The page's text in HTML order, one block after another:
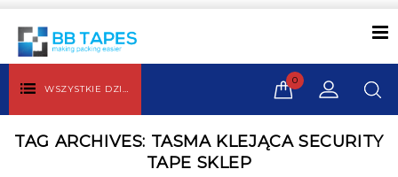
WSZYSTKIE DZIAŁY
0
TAG ARCHIVES: TASMA KLEJĄCA SECURITY
TAPE SKLEP